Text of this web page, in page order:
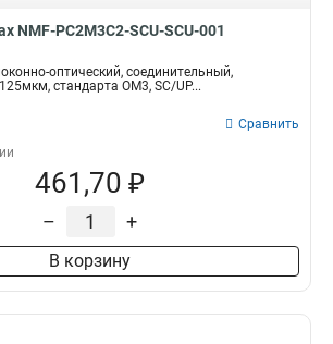
NMF-PC2M3C2-SCU-SCU-001
оптический, соединительный,
стандарта ОМ3, SC/UP...
Сравнить
461,70 ₽
– +
В корзину